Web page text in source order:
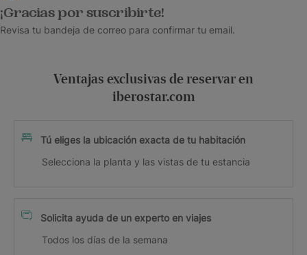
¡Gracias por suscribirte!
Revisa tu bandeja de correo para confirmar tu email.
Ventajas exclusivas de reservar en
iberostar.com
Tú eliges la ubicación exacta de tu habitación
Selecciona la planta y las vistas de tu estancia
Solicita ayuda de un experto en viajes
Todos los días de la semana